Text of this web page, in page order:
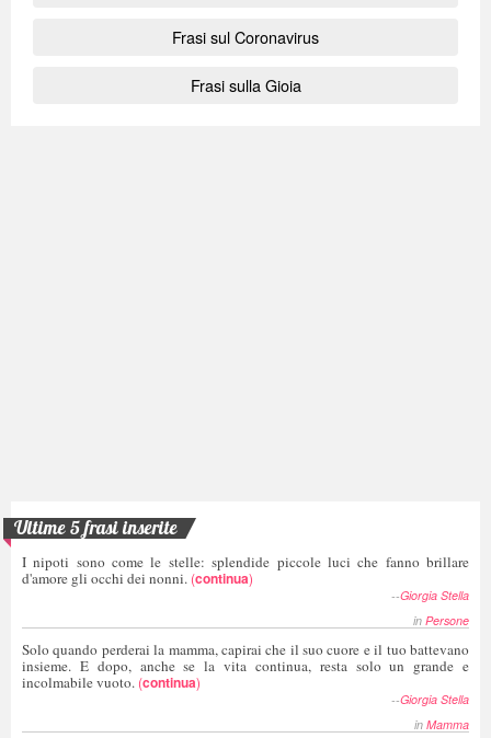
Frasi sul Coronavirus
Frasi sulla Gioia
Ultime 5 frasi inserite
I nipoti sono come le stelle: splendide piccole luci che fanno brillare
d'amore gli occhi dei nonni. (continua)
--Giorgia Stella
in Persone
Solo quando perderai la mamma, capirai che il suo cuore e il tuo battevano
insieme. E dopo, anche se la vita continua, resta solo un grande e
incolmabile vuoto. (continua)
--Giorgia Stella
in Mamma